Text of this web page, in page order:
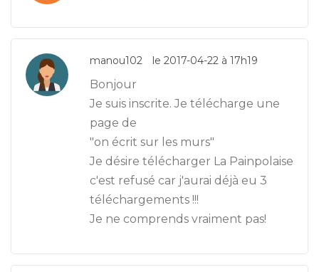
manou102 le 2017-04-22 à 17h19
Bonjour
Je suis inscrite. Je télécharge une
page de
"on écrit sur les murs"
Je désire télécharger La Painpolaise
c'est refusé car j'aurai déjà eu 3
téléchargements !!!
Je ne comprends vraiment pas!